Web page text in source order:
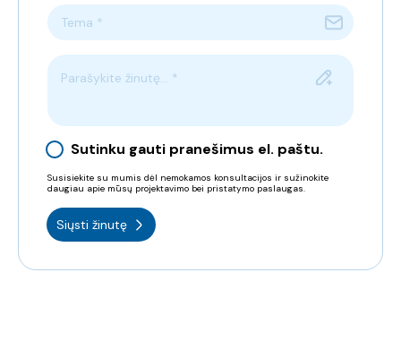
Tema *
Parašykite žinutę... *
Sutinku gauti pranešimus el. paštu.
Susisiekite su mumis dėl nemokamos konsultacijos ir sužinokite
daugiau apie mūsų projektavimo bei pristatymo paslaugas.
Siųsti žinutę